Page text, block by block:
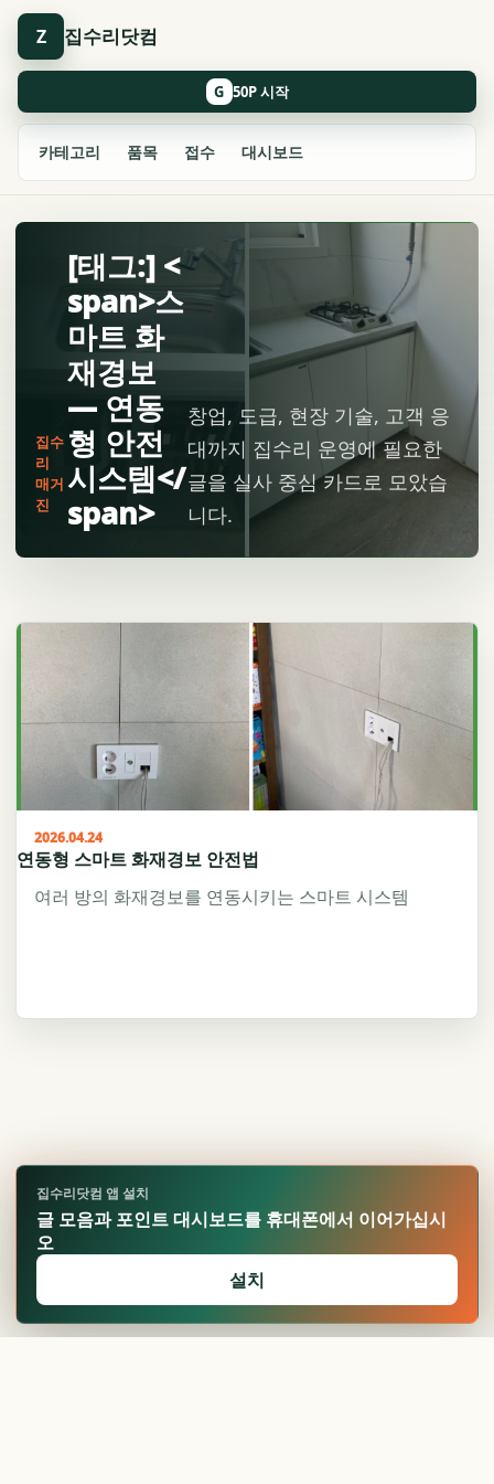
Z 집수리닷컴
카테고리 품목 접수 대시보드
G
집수
리
매거
진
[태그:] <
span>스
마트 화
재경보
— 연동
형 안전
시스템</
span>
창업, 도급, 현장 기술, 고객 응
대까지 집수리 운영에 필요한
글을 실사 중심 카드로 모았습
니다.
2026.04.24
연동형 스마트 화재경보 안전법
여러 방의 화재경보를 연동시키는 스마트 시스템
집수리닷컴 앱 설치
글 모음과 포인트 대시보드를 휴대폰에서 이어가십시
오
설치